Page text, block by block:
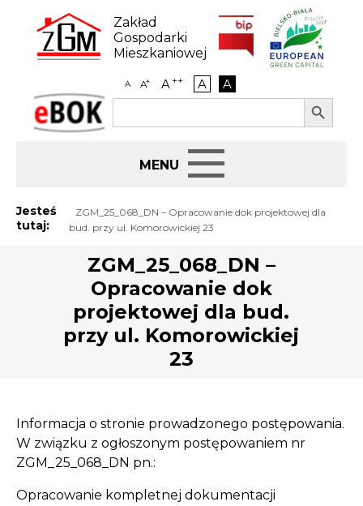
content
Zakład
Gospodarki
Mieszkaniowej
A A+ A++ A A
eBOK
Search
Search Button
Jak załatwić sprawę
Najem i dzierżawa
Opłaty i rozliczenia
Remonty budynków
Zamówienia publiczne
Jesteś
tutaj:
ZGM_25_068_DN – Opracowanie dok projektowej dla
bud. przy ul. Komorowickiej 23
ZGM_25_068_DN –
Opracowanie dok
projektowej dla bud.
przy ul. Komorowickiej
23
Informacja o stronie prowadzonego postępowania.
W związku z ogłoszonym postępowaniem nr
ZGM_25_068_DN pn.:
Opracowanie kompletnej dokumentacji